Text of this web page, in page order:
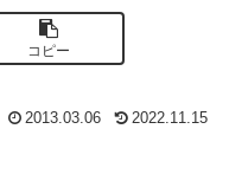
コピー
2013.03.06 2022.11.15